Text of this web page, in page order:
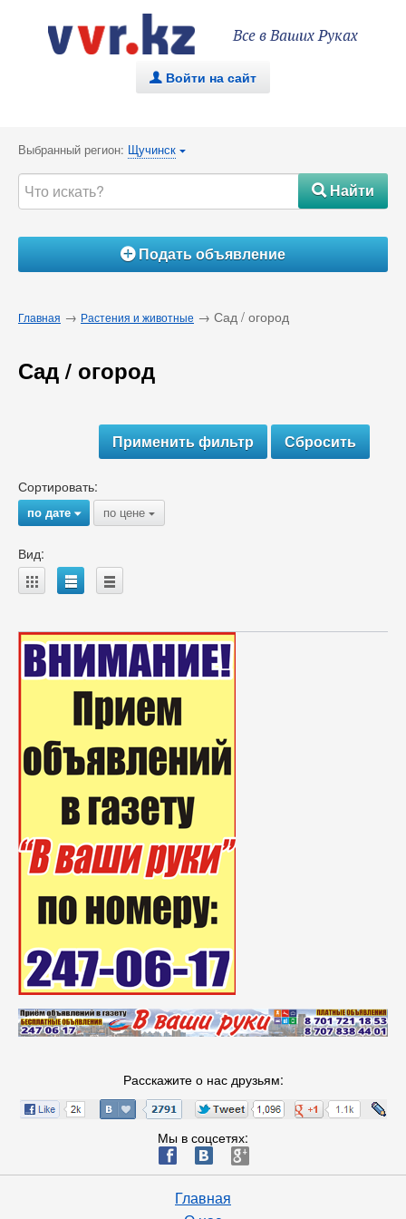
Все в Ваших Руках
. Войти на сайт
Выбранный регион: Щучинск {
#Найти
ÁПодать объявление
Главная → Растения и животные → Сад / огород
Сад / огород
Сортировать:
по дате{ по цене {
Вид:
A B C
Расскажите о нас друзьям:
Мы в соцсетях:
ä æ è
Главная